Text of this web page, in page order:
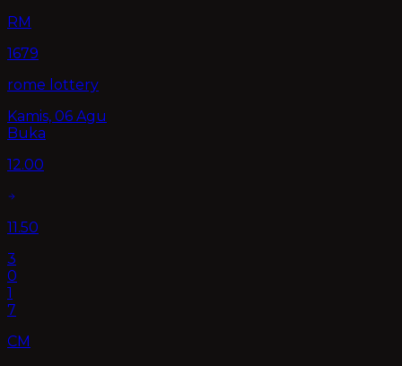
RM
1679
rome lottery
Kamis, 06 Agu
Buka
12.00
11.50
3
0
1
7
CM